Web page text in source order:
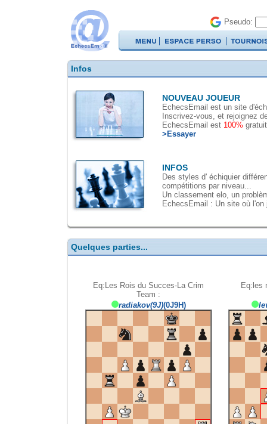
Pseudo:
Infos
NOUVEAU JOUEUR
EchecsEmail est un site
Inscrivez-vous, et rejoignez
EchecsEmail est 100%
>Essayer
INFOS
Des styles d' échiquier
compétitions par niveau...
Un classement elo, un
EchecsEmail : Un site où l'on
Quelques parties...
Eq:Les Rois du Succes-La Crim
Team :
radiakov(9J)(0J9H)
Eq:les